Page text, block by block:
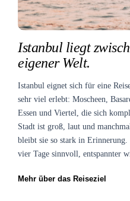
Istanbul liegt
eigener Welt.
Istanbul eignet sich für eine
sehr viel erlebt: Moscheen,
Essen und Viertel, die sich
Stadt ist groß, laut und
bleibt sie so stark in Erinnerung.
vier Tage sinnvoll, entspannter
Mehr über das Reiseziel